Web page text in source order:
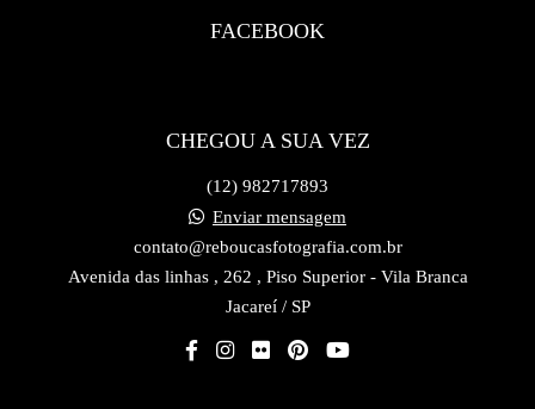
FACEBOOK
CHEGOU A SUA VEZ
(12) 982717893
Enviar mensagem
contato@reboucasfotografia.com.br
Avenida das linhas , 262 , Piso Superior - Vila Branca
Jacareí / SP